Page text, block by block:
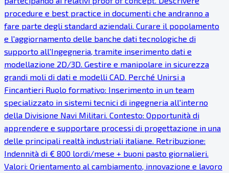
procedure e best practice in documenti che andranno a
fare parte degli standard aziendali. Curare il popolamento
e l'aggiornamento delle banche dati tecnologiche di
supporto all'Ingegneria, tramite inserimento dati e
modellazione 2D/3D. Gestire e manipolare in sicurezza
grandi moli di dati e modelli CAD. Perché Unirsi a
Fincantieri Ruolo formativo: Inserimento in un team
specializzato in sistemi tecnici di ingegneria all'interno
della Divisione Navi Militari. Contesto: Opportunità di
apprendere e supportare processi di progettazione in una
delle principali realtà industriali italiane. Retribuzione:
Indennità di € 800 lordi/mese + buoni pasto giornalieri.
Valori: Orientamento al cambiamento, innovazione e lavoro